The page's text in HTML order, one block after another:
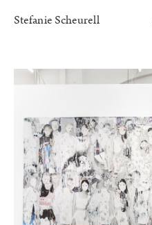
Stefanie Scheurell